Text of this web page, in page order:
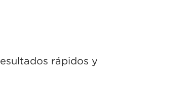
rápidos y